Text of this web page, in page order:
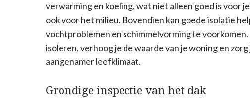
verwarming en koeling, wat niet alleen goed is voor
ook voor het milieu. Bovendien kan goede isolatie
vochtproblemen en schimmelvorming te
isoleren, verhoog je de waarde van je woning en zorg
aangenamer leefklimaat.
Grondige inspectie van het dak